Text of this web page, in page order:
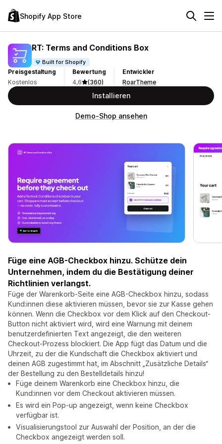
Shopify App Store
RT: Terms and Conditions Box
Built for Shopify
Preisgestaltung
Kostenlos
Bewertung
4,6
(360)
Entwickler
RoarTheme
Installieren
Demo-Shop ansehen
Füge eine AGB-Checkbox hinzu. Schütze dein
Unternehmen, indem du die Bestätigung deiner
Richtlinien verlangst.
Füge der Warenkorb-Seite eine AGB-Checkbox hinzu, sodass
Kund:innen diese aktivieren müssen, bevor sie zur Kasse gehen
können. Wenn die Checkbox vor dem Klick auf den Checkout-
Button nicht aktiviert wird, wird eine Warnung mit deinem
benutzerdefinierten Text angezeigt, die den weiteren
Checkout-Prozess blockiert. Die App fügt das Datum und die
Uhrzeit, zu der die Kundschaft die Checkbox aktiviert und
deinen AGB zugestimmt hat, im Abschnitt „Zusätzliche Details“
der Bestellung zu den Bestelldetails hinzu!
Füge deinem Warenkorb eine Checkbox hinzu, die
Kund:innen vor dem Checkout aktivieren müssen.
Es wird ein Pop-up angezeigt, wenn keine Checkbox
verfügbar ist.
Visualisierungstool zur Auswahl der Position, an der die
Checkbox angezeigt werden soll.